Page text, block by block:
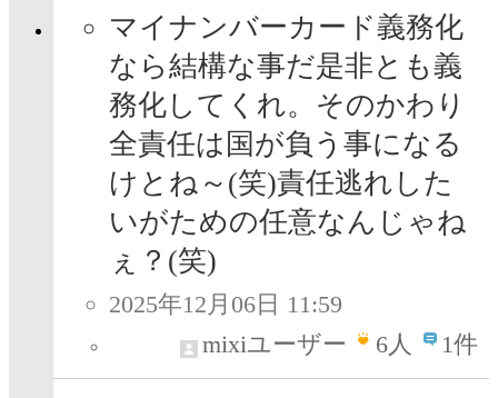
マイナンバーカード義務化
なら結構な事だ是非とも義
務化してくれ。そのかわり
全責任は国が負う事になる
けとね～(笑)責任逃れした
いがための任意なんじゃね
ぇ？(笑)
2025年12月06日 11:59
mixiユーザー
6人 1件